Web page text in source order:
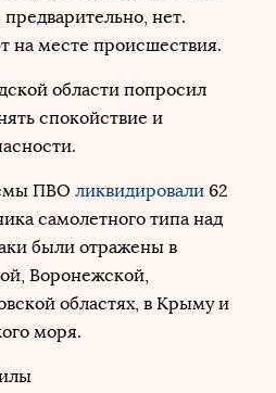
нет.
на месте происшествия.
области попросил
спокойствие и
ПВО ликвидировали 62
самолетного типа над
были отражены в
Воронежской,
областях, в Крыму и
моря.